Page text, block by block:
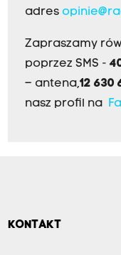
adres
Zapraszamy
poprzez SMS -
– antena,12 630
nasz profil na
KONTAKT